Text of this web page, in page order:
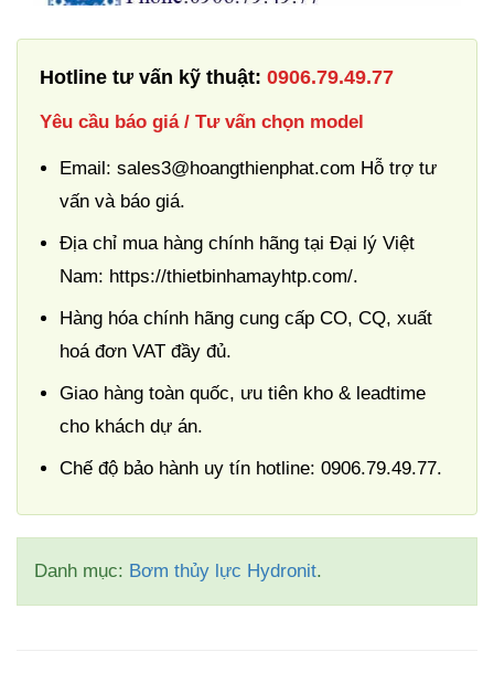
Hotline tư vấn kỹ thuật: 0906.79.49.77
Yêu cầu báo giá / Tư vấn chọn model
Email: sales3@hoangthienphat.com Hỗ trợ tư
vấn và báo giá.
Địa chỉ mua hàng chính hãng tại Đại lý Việt
Nam: https://thietbinhamayhtp.com/.
Hàng hóa chính hãng cung cấp CO, CQ, xuất
hoá đơn VAT đầy đủ.
Giao hàng toàn quốc, ưu tiên kho & leadtime
cho khách dự án.
Chế độ bảo hành uy tín hotline: 0906.79.49.77.
Danh mục: Bơm thủy lực Hydronit.